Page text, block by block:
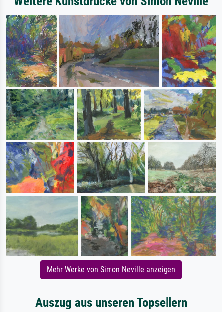
Mehr Werke von Simon Neville anzeigen
Auszug aus unseren Topsellern